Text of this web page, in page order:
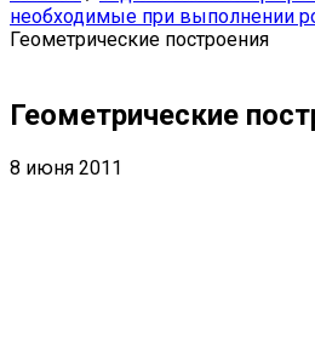
необходимые при выполнении
Геометрические построения
Геометрические
8 июня 2011